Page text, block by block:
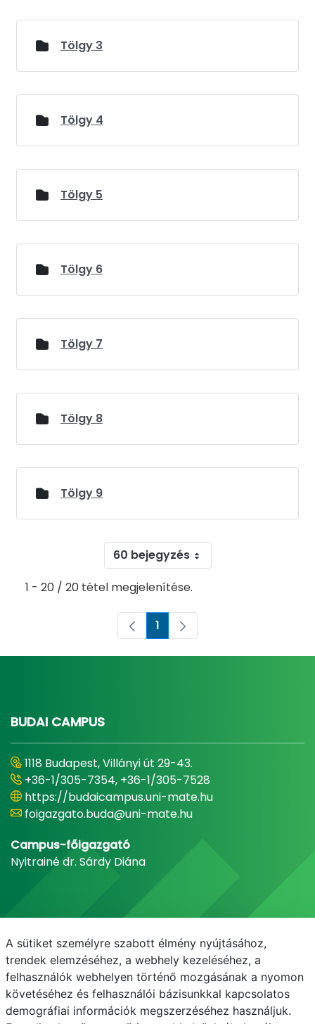
Tölgy 3
Tölgy 4
Tölgy 5
Tölgy 6
Tölgy 7
Tölgy 8
Tölgy 9
60 bejegyzés
1 - 20 / 20 tétel megjelenítése.
Oldal
1
BUDAI CAMPUS
1118 Budapest, Villányi út 29-43.
+36-1/305-7354, +36-1/305-7528
https://budaicampus.uni-mate.hu
foigazgato.buda@uni-mate.hu
Campus-főigazgató
Nyitrainé dr. Sárdy Diána
E-mail Telefonkönyv NEPTUN E-learning
A sütiket személyre szabott élmény nyújtásához,
trendek elemzéséhez, a webhely kezeléséhez, a
felhasználók webhelyen történő mozgásának a nyomon
követéséhez és felhasználói bázisunkkal kapcsolatos
demográfiai információk megszerzéséhez használjuk.